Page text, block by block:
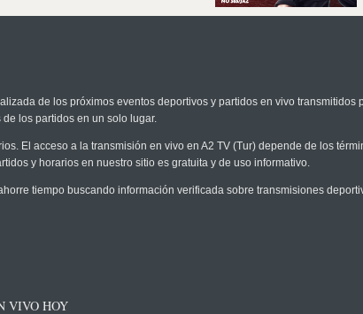
de los próximos eventos deportivos y partidos en vivo transmitidos
los partidos en un solo lugar.
El acceso a la transmisión en vivo en A2 TV (Tur) depende de los
y horarios en nuestro sitio es gratuita y de uso informativo.
tiempo buscando información verificada sobre transmisiones
VIVO HOY